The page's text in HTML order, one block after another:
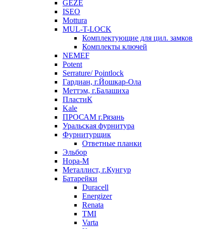
GEZE
ISEO
Mottura
MUL-T-LOCK
Комплектующие для цил. замков
Комплекты ключей
NEMEF
Potent
Serrature/ Pointlock
Гардиан, г.Йошкар-Ола
Меттэм, г.Балашиха
ПластиК
Kale
ПРОСАМ г.Рязань
Уральская фурнитура
Фурнитурщик
Ответные планки
Эльбор
Нора-М
Металлист, г.Кунгур
Батарейки
Duracell
Energizer
Renata
TMI
Varta